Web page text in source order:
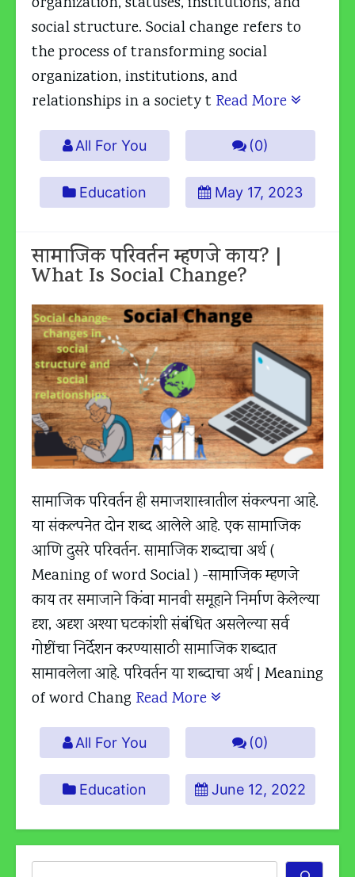
social structure. Social change refers to
the process of transforming social
organization, institutions, and
relationships in a society t Read More
All For You (0)
Education May 17, 2023
सामाजिक परिवर्तन म्हणजे काय? |
What Is Social Change?
सामाजिक परिवर्तन ही समाजशास्त्रातील संकल्पना आहे.
या संकल्पनेत दोन शब्द आलेले आहे. एक सामाजिक
आणि दुसरे परिवर्तन. सामाजिक शब्दाचा अर्थ (
Meaning of word Social ) -सामाजिक म्हणजे
काय तर समाजाने किंवा मानवी समूहाने निर्माण केलेल्या
दृश, अदृश अश्या घटकांशी संबंधित असलेल्या सर्व
गोष्टींचा निर्देशन करण्यासाठी सामाजिक शब्दात
सामावलेला आहे. परिवर्तन या शब्दाचा अर्थ | Meaning
of word Chang Read More
All For You (0)
Education June 12, 2022